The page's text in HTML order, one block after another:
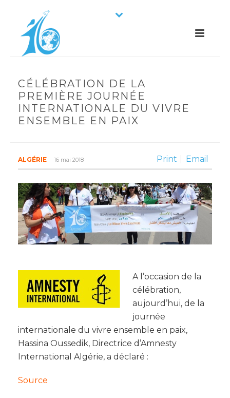
CÉLÉBRATION DE LA
PREMIÈRE JOURNÉE
INTERNATIONALE DU VIVRE
ENSEMBLE EN PAIX
Print Email
ALGÉRIE 16 mai 2018
A l’occasion de la
célébration,
aujourd’hui, de la
journée
internationale du vivre ensemble en paix,
Hassina Oussedik, Directrice d’Amnesty
International Algérie, a déclaré :
Source